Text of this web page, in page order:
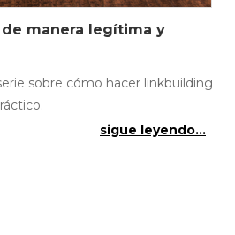
manera legítima y
sobre cómo hacer linkbuilding
sigue leyendo...